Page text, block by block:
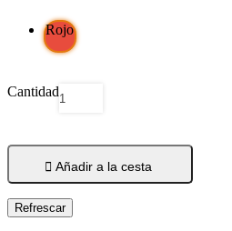
Rojo
Cantidad
 Añadir a la cesta